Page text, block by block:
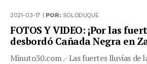
2021-03-17 | POR: SOLODUQUE
FOTOS Y VIDEO: ¡Por las
desbordó Cañada Negra en
Minuto30.com .- Las fuertes lluvias de